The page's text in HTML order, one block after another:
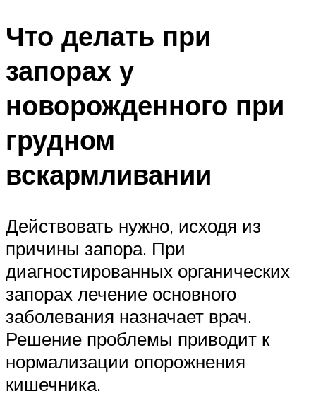
Что делать при
запорах у
новорожденного при
грудном
вскармливании
Действовать нужно, исходя из
причины запора. При
диагностированных органических
запорах лечение основного
заболевания назначает врач.
Решение проблемы приводит к
нормализации опорожнения
кишечника.